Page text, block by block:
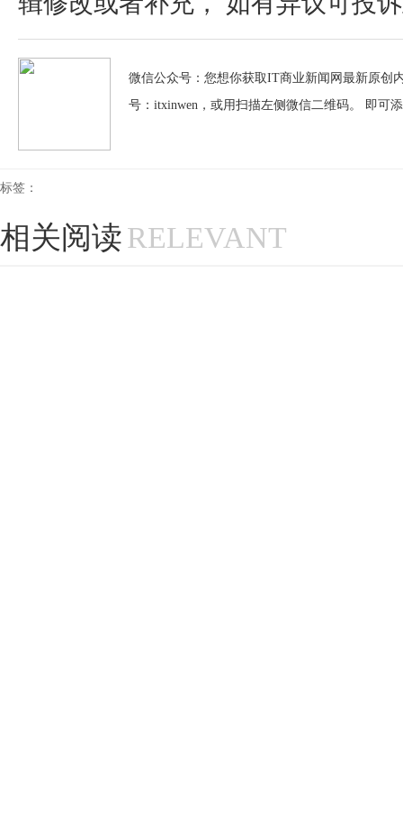
微信公众号：您想你获取IT商业新闻网最新原创
号：itxinwen，或用扫描左侧微信二维码。 即可
标签：
相关阅读RELEVANT